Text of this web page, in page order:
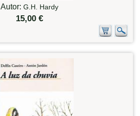
Autor: G.H. Hardy
15,00 €